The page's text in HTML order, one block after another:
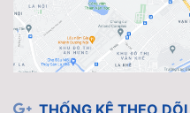
THỐNG KÊ THEO DÕI